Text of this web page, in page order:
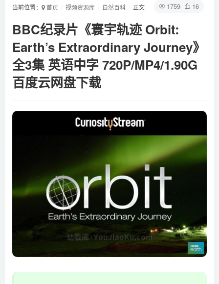
1759 16
当前位置： 首页 视频资源库 自然百科 正文
BBC纪录片《寰宇轨迹 Orbit:
Earth’s Extraordinary Journey》
全3集 英语中字 720P/MP4/1.90G
百度云网盘下载